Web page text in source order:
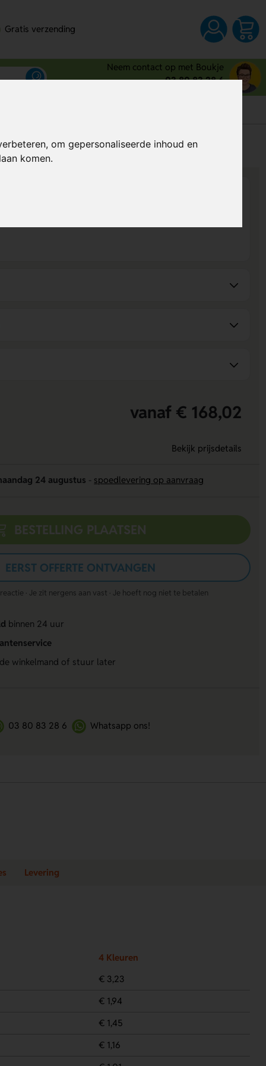
om gepersonaliseerde inhoud en
komen.
Gratis verzending
Neem contact op met Boukje
03 80 83 28 6
Al vanaf€ 0,73per stuk (excl. BTW)
vanaf € 168,02
Bekijk prijsdetails
24 augustus spoedlevering op aanvraag
BESTELLING PLAATSEN
EERST OFFERTE ONTVANGEN
· Je zit nergens aan vast · Je hoeft nog niet te betalen
binnen 24 uur
winkelmand of stuur later
03 80 83 28 6 Whatsapp ons!
Levering
4 Kleuren
€ 3,23
€ 1,94
€ 1,45
€ 1,16